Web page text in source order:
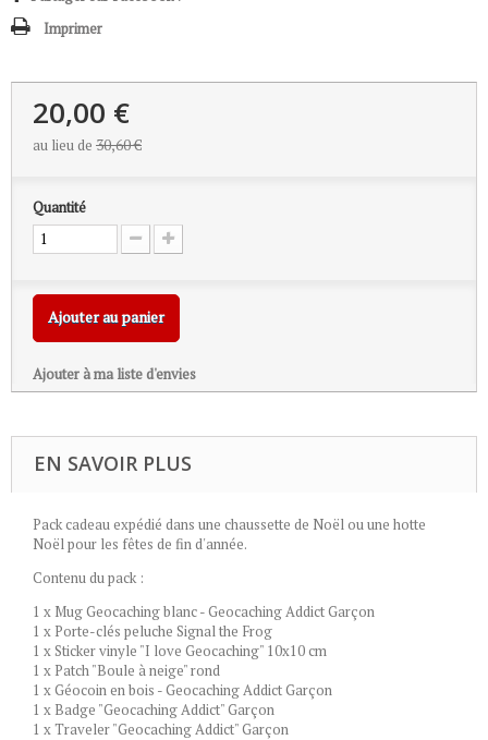
Imprimer
20,00 €
au lieu de 30,60 €
Quantité
Ajouter au panier
Ajouter à ma liste d'envies
EN SAVOIR PLUS
Pack cadeau expédié dans une chaussette de Noël ou une hotte
Noël pour les fêtes de fin d'année.
Contenu du pack :
1 x Mug Geocaching blanc - Geocaching Addict Garçon
1 x Porte-clés peluche Signal the Frog
1 xSticker vinyle "I love Geocaching" 10x10 cm
1 x Patch "Boule à neige" rond
1 xGéocoin en bois - Geocaching Addict Garçon
1 x Badge "Geocaching Addict" Garçon
1 xTraveler "Geocaching Addict" Garçon